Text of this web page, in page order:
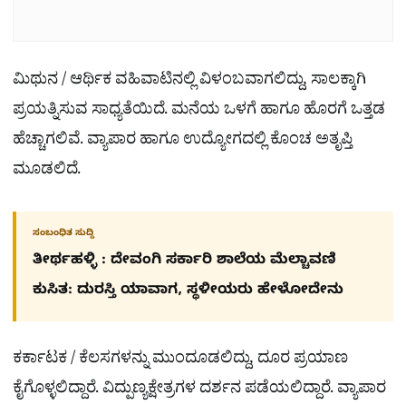
ಮಿಥುನ / ಆರ್ಥಿಕ ವಹಿವಾಟಿನಲ್ಲಿ ವಿಳಂಬವಾಗಲಿದ್ದು, ಸಾಲಕ್ಕಾಗಿ
ಪ್ರಯತ್ನಿಸುವ ಸಾಧ್ಯತೆಯಿದೆ. ಮನೆಯ ಒಳಗೆ ಹಾಗೂ ಹೊರಗೆ ಒತ್ತಡ
ಹೆಚ್ಚಾಗಲಿವೆ. ವ್ಯಾಪಾರ ಹಾಗೂ ಉದ್ಯೋಗದಲ್ಲಿ ಕೊಂಚ ಅತೃಪ್ತಿ
ಮೂಡಲಿದೆ.
ಸಂಬಂಧಿತ ಸುದ್ದಿ
ತೀರ್ಥಹಳ್ಳಿ : ದೇವಂಗಿ ಸರ್ಕಾರಿ ಶಾಲೆಯ ಮೆಲ್ಚಾವಣಿ
ಕುಸಿತ: ದುರಸ್ತಿ ಯಾವಾಗ, ಸ್ಥಳೀಯರು ಹೇಳೋದೇನು
ಕರ್ಕಾಟಕ / ಕೆಲಸಗಳನ್ನು ಮುಂದೂಡಲಿದ್ದು, ದೂರ ಪ್ರಯಾಣ
ಕೈಗೊಳ್ಳಲಿದ್ದಾರೆ. ವಿದ್ಪುಣ್ಯಕ್ಷೇತ್ರಗಳ ದರ್ಶನ ಪಡೆಯಲಿದ್ದಾರೆ. ವ್ಯಾಪಾರ